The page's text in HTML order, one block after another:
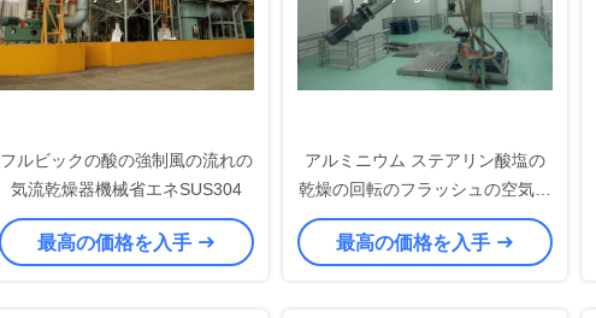
フルビックの酸の強制風の流れの
気流乾燥器機械省エネSUS304
最高の価格を入手
アルミニウム ステアリン酸塩の
乾燥の回転のフラッシュの空気流
れのドライヤー、産業乾燥装置
最高の価格を入手